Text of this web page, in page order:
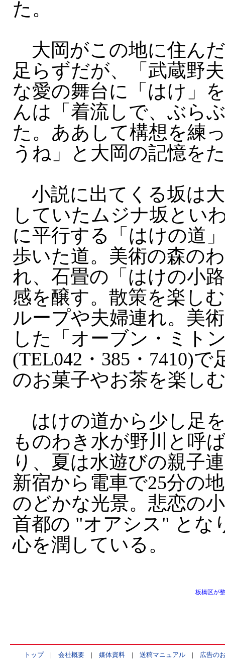
た。
大岡がこの地に住ん
足らずだが、「武蔵野
な愛の舞台に「はけ」
んは「着流しで、ぶら
た。ああして構想を練
うね」と大岡の記憶を
小説に出てくる坂は
していたムジナ坂とい
に平行する「はけの道
歩いた道。美術の森の
れ、石畳の「はけの小
感を醸す。散策を楽し
ループや夫婦連れ。美
した「オーブン・ミト
(TEL042・385・7410)
のお菓子やお茶を楽し
はけの道から少し足
ものわき水が野川と呼
り、夏は水遊びの親子
新宿から電車で25分の
のどかな光景。悲恋の
首都の "オアシス" とな
心を潤している。
板橋区が
トップ| 会社概要| 媒体資料| 送稿マニュアル| 広告の